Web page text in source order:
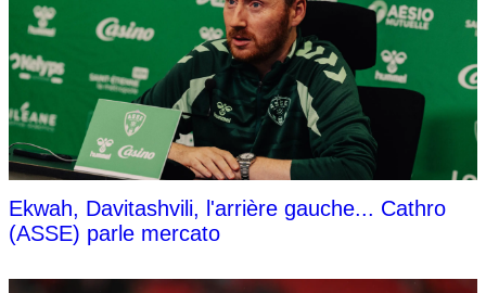
Ekwah, Davitashvili, l'arrière gauche... Cathro
(ASSE) parle mercato